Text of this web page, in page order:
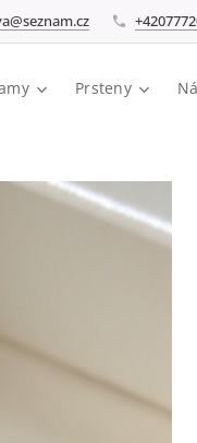
Prsteny